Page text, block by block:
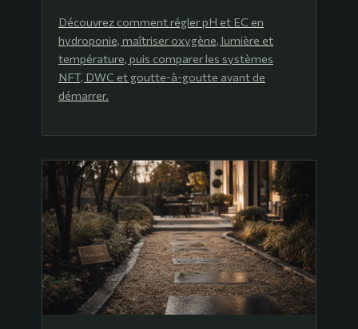
Découvrez comment régler pH et EC en
hydroponie, maîtriser oxygène, lumière et
température, puis comparer les systèmes
NFT, DWC et goutte-à-goutte avant de
démarrer.